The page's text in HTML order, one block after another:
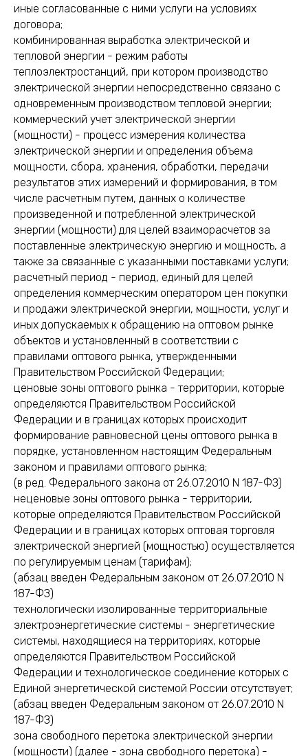
иные согласованные с ними услуги на условиях
договора;
комбинированная выработка электрической и
тепловой энергии - режим работы
теплоэлектростанций, при котором производство
электрической энергии непосредственно связано с
одновременным производством тепловой энергии;
коммерческий учет электрической энергии
(мощности) - процесс измерения количества
электрической энергии и определения объема
мощности, сбора, хранения, обработки, передачи
результатов этих измерений и формирования, в том
числе расчетным путем, данных о количестве
произведенной и потребленной электрической
энергии (мощности) для целей взаиморасчетов за
поставленные электрическую энергию и мощность, а
также за связанные с указанными поставками услуги;
расчетный период - период, единый для целей
определения коммерческим оператором цен покупки
и продажи электрической энергии, мощности, услуг и
иных допускаемых к обращению на оптовом рынке
объектов и установленный в соответствии с
правилами оптового рынка, утвержденными
Правительством Российской Федерации;
ценовые зоны оптового рынка - территории, которые
определяются Правительством Российской
Федерации и в границах которых происходит
формирование равновесной цены оптового рынка в
порядке, установленном настоящим Федеральным
законом и правилами оптового рынка;
(в ред. Федерального закона от 26.07.2010 N 187-ФЗ)
неценовые зоны оптового рынка - территории,
которые определяются Правительством Российской
Федерации и в границах которых оптовая торговля
электрической энергией (мощностью) осуществляется
по регулируемым ценам (тарифам);
(абзац введен Федеральным законом от 26.07.2010 N
187-ФЗ)
технологически изолированные территориальные
электроэнергетические системы - энергетические
системы, находящиеся на территориях, которые
определяются Правительством Российской
Федерации и технологическое соединение которых с
Единой энергетической системой России отсутствует;
(абзац введен Федеральным законом от 26.07.2010 N
187-ФЗ)
зона свободного перетока электрической энергии
(мощности) (далее - зона свободного перетока) -